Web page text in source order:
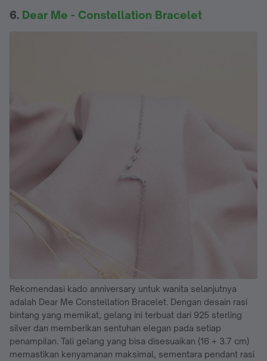
6. Dear Me - Constellation Bracelet
Rekomendasi kado anniversary untuk wanita selanjutnya
adalah Dear Me Constellation Bracelet. Dengan desain rasi
bintang yang memikat, gelang ini terbuat dari 925 sterling
silver dan memberikan sentuhan elegan pada setiap
penampilan. Tali gelang yang bisa disesuaikan (16 + 3.7 cm)
memastikan kenyamanan maksimal, sementara pendant rasi